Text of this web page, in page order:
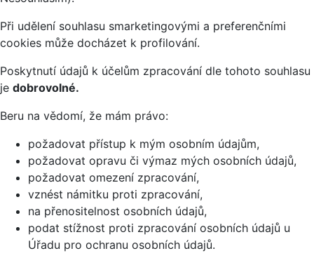
Při udělení souhlasu smarketingovými a preferenčními
cookies může docházet k profilování.
Poskytnutí údajů k účelům zpracování dle tohoto souhlasu
je dobrovolné.
Beru na vědomí, že mám právo:
požadovat přístup k mým osobním údajům,
požadovat opravu či výmaz mých osobních údajů,
požadovat omezení zpracování,
vznést námitku proti zpracování,
na přenositelnost osobních údajů,
podat stížnost proti zpracování osobních údajů u
Úřadu pro ochranu osobních údajů.